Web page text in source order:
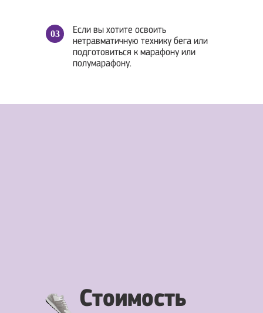
Если вы хотите освоить
нетравматичную технику бега или
подготовиться к марафону или
полумарафону.
Стоимость